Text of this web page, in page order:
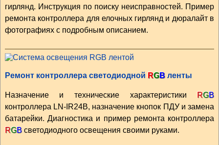
гирлянд. Инструкция по поиску неисправностей. Пример
ремонта контроллера для елочных гирлянд и дюралайт в
фотографиях с подробным описанием.
Ремонт контроллера светодиодной RGBленты
Назначение и технические характеристикиRGB
контроллера LN-IR24B, назначение кнопок ПДУ и замена
батарейки. Диагностика и пример ремонта контроллера
RGBсветодиодного освещения своими руками.